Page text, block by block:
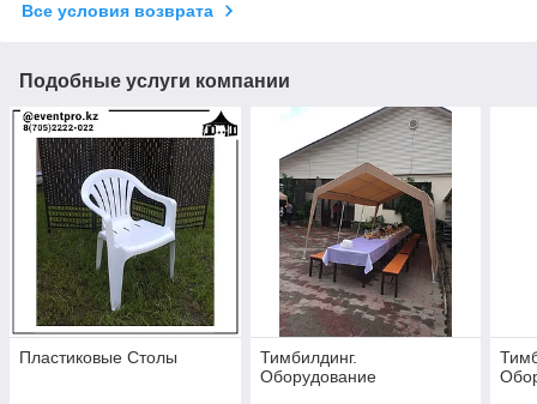
Все условия возврата
Подобные услуги компании
Пластиковые Столы
Тимбилдинг.
Оборудование